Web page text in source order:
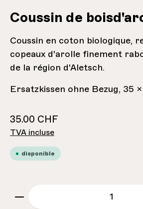
Coussin de
Coussin en coton biologique,
copeaux d'arolle finement
de la région d'Aletsch.
Ersatzkissen ohne Bezug, 35
35.00 CHF
TVA incluse
disponible